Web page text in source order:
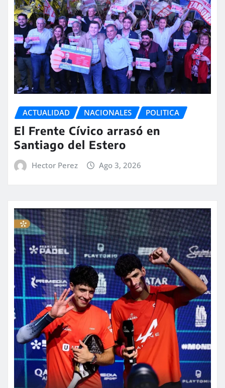
ACTUALIDAD NACIONALES POLITICA
El Frente Cívico arrasó en
Santiago del Estero
Hector Perez Ago 3, 2026